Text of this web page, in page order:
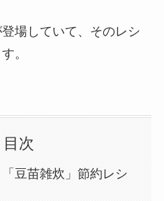
場していて、そのレシ
。
目次
豆苗雑炊」節約レシ